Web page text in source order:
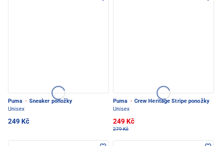
Puma · Sneaker ponožky
Unisex
249 Kč
Puma · Crew Heritage Stripe ponožky
Unisex
249 Kč
279 Kč